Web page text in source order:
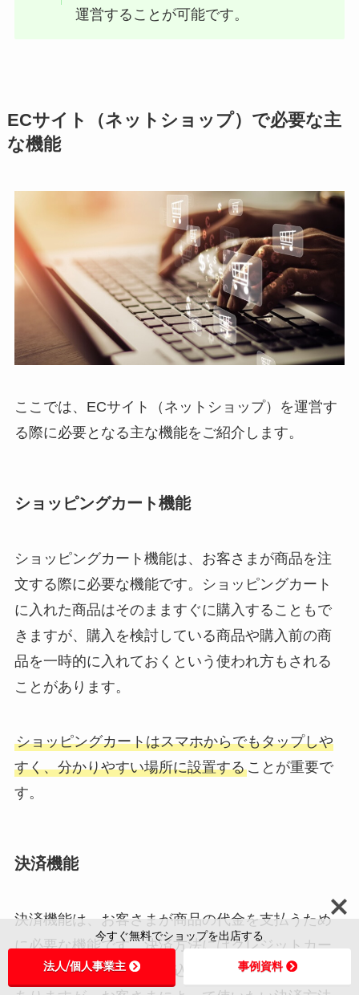
運営することが可能です。
ECサイト（ネットショップ）で必要な主
な機能
ここでは、ECサイト（ネットショップ）を運営す
る際に必要となる主な機能をご紹介します。
ショッピングカート機能
ショッピングカート機能は、お客さまが商品を注
文する際に必要な機能です。ショッピングカート
に入れた商品はそのまますぐに購入することもで
きますが、購入を検討している商品や購入前の商
品を一時的に入れておくという使われ方もされる
ことがあります。
ショッピングカートはスマホからでもタップしや
すく、分かりやすい場所に設置することが重要で
す。
決済機能
決済機能は、お客さまが商品の代金を支払うため
に必要な機能です。決済方法にはクレジットカー
ドやスマホ決済、銀行振込などさまざまなものが
今すぐ無料でショップを出店する
法人/個人事業主 事例資料